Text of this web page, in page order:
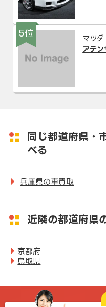
5位
マツダ
アテン
同じ都道府県・
べる
兵庫県の車買取
近隣の都道府県
京都府
鳥取県